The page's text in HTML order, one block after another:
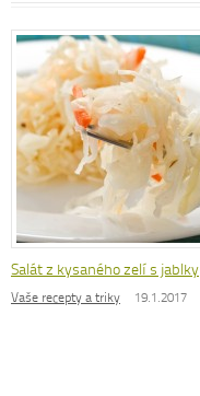
Salát z kysaného zelí s jablky
Vaše recepty a triky 19.1.2017